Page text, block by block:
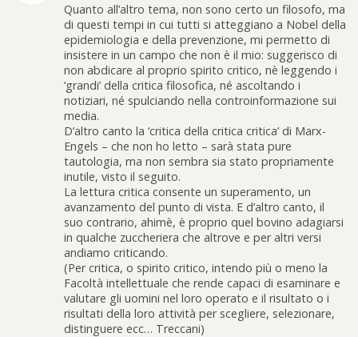
Quanto all’altro tema, non sono certo un filosofo, ma
di questi tempi in cui tutti si atteggiano a Nobel della
epidemiologia e della prevenzione, mi permetto di
insistere in un campo che non è il mio: suggerisco di
non abdicare al proprio spirito critico, nè leggendo i
‘grandi’ della critica filosofica, né ascoltando i
notiziari, né spulciando nella controinformazione sui
media.
D’altro canto la ‘critica della critica critica’ di Marx-
Engels – che non ho letto – sarà stata pure
tautologia, ma non sembra sia stato propriamente
inutile, visto il seguito.
La lettura critica consente un superamento, un
avanzamento del punto di vista. E d’altro canto, il
suo contrario, ahimè, è proprio quel bovino adagiarsi
in qualche zuccheriera che altrove e per altri versi
andiamo criticando.
(Per critica, o spirito critico, intendo più o meno la
Facoltà intellettuale che rende capaci di esaminare e
valutare gli uomini nel loro operato e il risultato o i
risultati della loro attività per scegliere, selezionare,
distinguere ecc… Treccani)